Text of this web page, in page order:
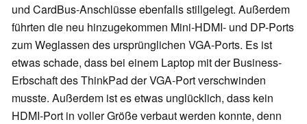
und CardBus-Anschlüsse ebenfalls stillgelegt. Außerdem
führten die neu hinzugekommen Mini-HDMI- und DP-Ports
zum Weglassen des ursprünglichen VGA-Ports. Es ist
etwas schade, dass bei einem Laptop mit der Business-
Erbschaft des ThinkPad der VGA-Port verschwinden
musste. Außerdem ist es etwas unglücklich, dass kein
HDMI-Port in voller Größe verbaut werden konnte, denn